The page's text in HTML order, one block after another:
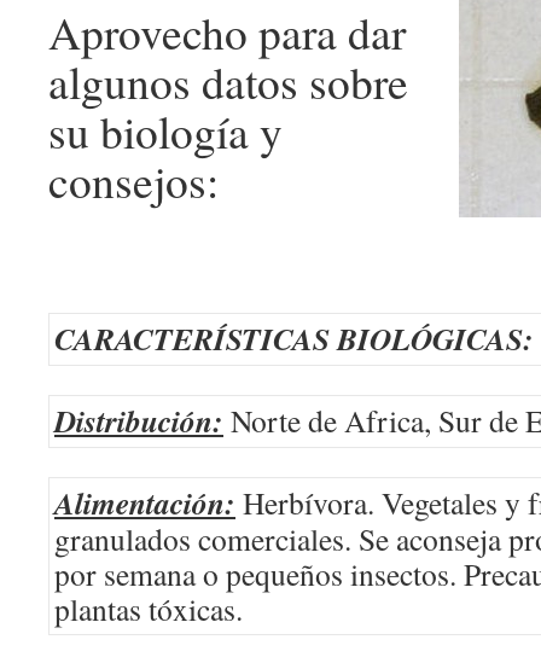
Aprovecho para dar
algunos datos sobre
su biología y
consejos:
CARACTERÍSTICAS BIOLÓGICAS:
Distribución: Norte de Africa, Sur de
Alimentación: Herbívora. Vegetales y
granulados comerciales. Se aconseja
por semana o pequeños insectos.
plantas tóxicas.